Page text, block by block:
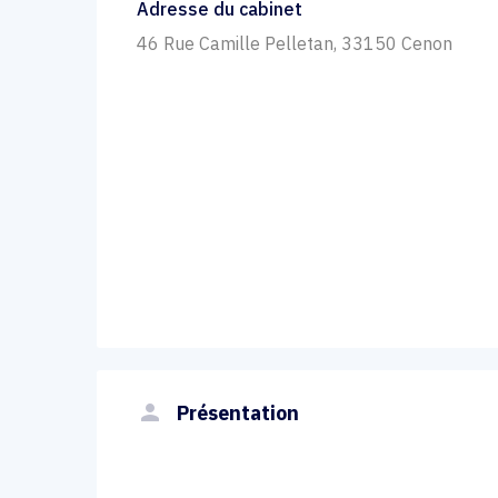
Adresse du cabinet
46 Rue Camille Pelletan, 33150 Cenon
person Présentation